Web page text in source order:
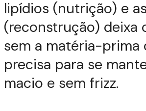
lipídios (nutrição) e
(reconstrução) deixa
sem a matéria-prima
precisa para se
macio e sem frizz.